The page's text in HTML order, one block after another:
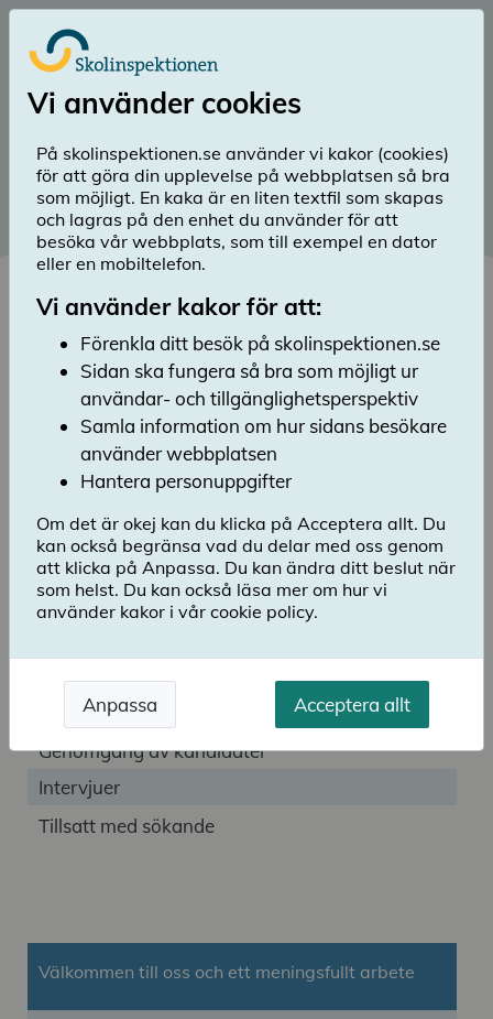
Till huvudinnehåll
searchSök
Publicerad: 16 juli 2020
Status för rekrytering
Lyssna
Här kan du se var i rekryteringsprocessen vi
tjänster. När rekryteringen är avslutad
offentliggörs det här och på
Skolinspektionens officiella anslagstavla.
Skolinspektionen söker verksamhetscontroller
(vikariat)
Dnr.
SI
Sista ansökningsdag
08-05
Antal sökande
Genomgång av kandidater
Intervjuer
Tillsatt med sökande
Välkommen till oss och ett meningsfullt arbete
Vi använder cookies
På skolinspektionen.se använder vi kakor (cookies)
för att göra din upplevelse på webbplatsen så bra
som möjligt. En kaka är en liten textfil som skapas
och lagras på den enhet du använder för att
besöka vår webbplats, som till exempel en dator
eller en mobiltelefon.
Vi använder kakor för att:
Förenkla ditt besök på skolinspektionen.se
Sidan ska fungera så bra som möjligt ur
användar- och tillgänglighetsperspektiv
Samla information om hur sidans besökare
använder webbplatsen
Hantera personuppgifter
Om det är okej kan du klicka på Acceptera allt. Du
kan också begränsa vad du delar med oss genom
att klicka på Anpassa. Du kan ändra ditt beslut när
som helst. Du kan också läsa mer om hur vi
använder kakor i vår cookie policy.
Anpassa Acceptera allt